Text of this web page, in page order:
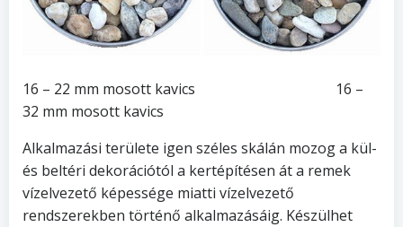
16 – 22 mm mosott kavics 16 –
32 mm mosott kavics
Alkalmazási területe igen széles skálán mozog a kül-
és beltéri dekorációtól a kertépítésen át a remek
vízelvezető képessége miatti vízelvezető
rendszerekben történő alkalmazásáig. Készülhet